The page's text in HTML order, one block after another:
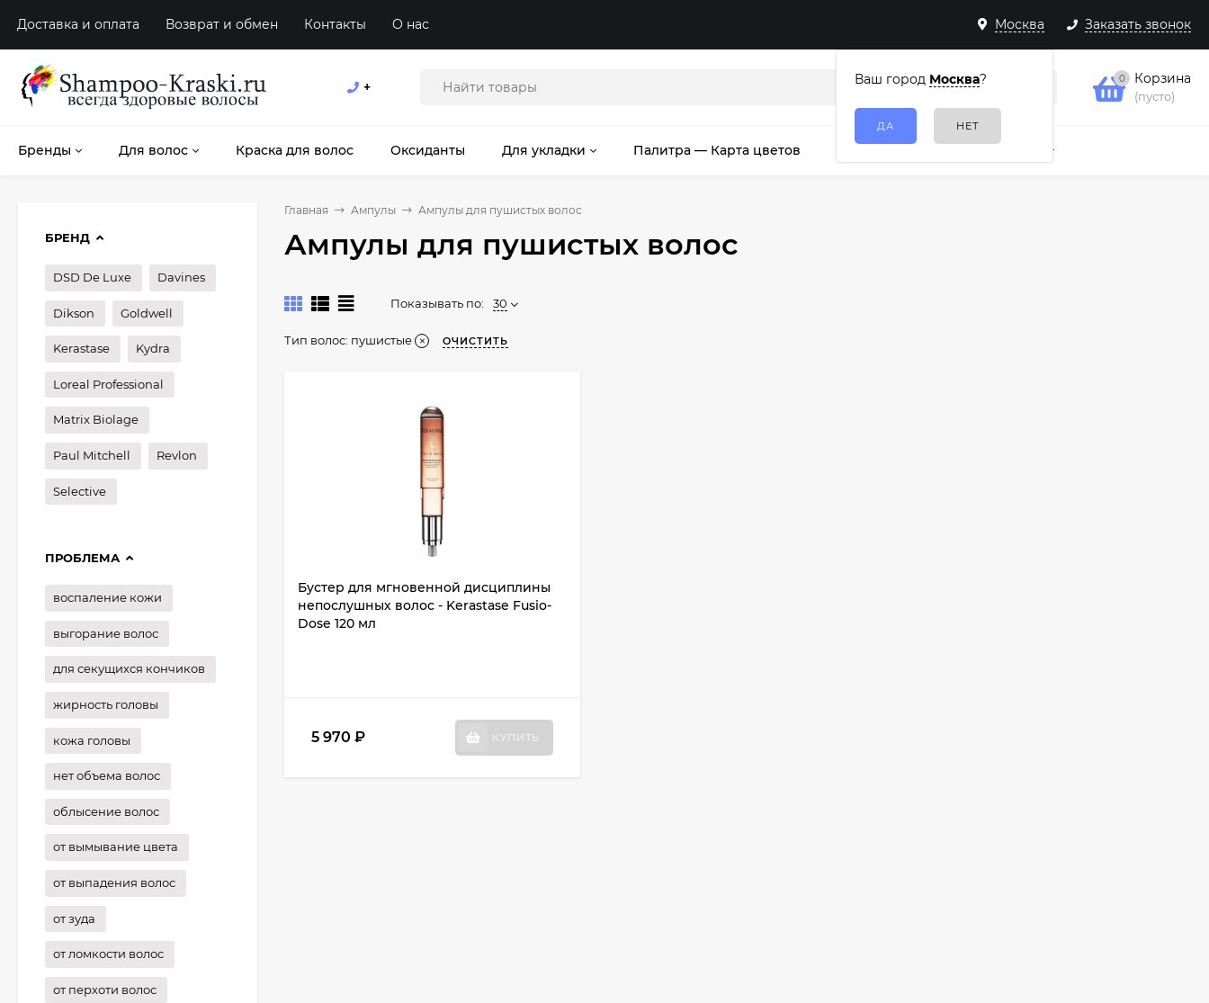
Москва
Ваш город Москва?
Заказать звонок
Доставка и оплата Возврат и обмен Контакты О нас
+
0 Корзина
(пусто)
Бренды Для волос Краска для волос Оксиданты Для укладки Палитра — Карта цветов
Главная Ампулы Ампулы для пушистых волос
Ампулы для пушистых волос
Показывать по: 30
Тип волос: пушистые ОЧИСТИТЬ
Бустер для мгновенной дисциплины
непослушных волос - Kerastase Fusio-
Dose 120 мл
5 970 ₽ КУПИТЬ
БРЕНД
DSD De Luxe Davines
Dikson Goldwell
Kerastase Kydra
Loreal Professional
Matrix Biolage
Paul Mitchell Revlon
Selective
ПРОБЛЕМА
воспаление кожи
выгорание волос
для секущихся кончиков
жирность головы
кожа головы
нет объема волос
облысение волос
от вымывание цвета
от выпадения волос
от зуда
от ломкости волос
от перхоти волос